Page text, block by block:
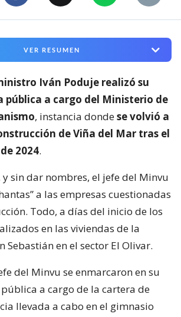
VER RESUMEN
Iván Poduje realizó su
pública a cargo del Ministerio de
, instancia dondese volvió a
de Viña del Mar tras el
2024.
y sin dar nombres, el jefe del Minvu
a las empresas cuestionadas
Todo, a días del inicio de los
en las viviendas de la
Sebastián en el sector El Olivar.
del Minvu se enmarcaron en su
a cargo de la cartera de
llevada a cabo en el gimnasio